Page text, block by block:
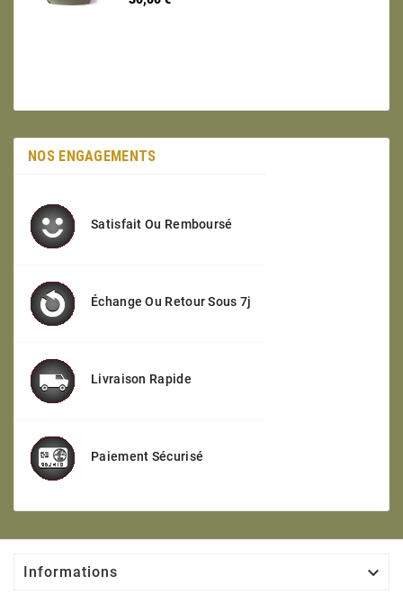
NOS ENGAGEMENTS
Satisfait Ou Remboursé
Échange Ou Retour Sous 7j
Livraison Rapide
Paiement Sécurisé
Informations 